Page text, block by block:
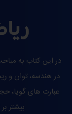
در این کتاب به
در هندسه، توان و
عبارت های گویا،
بیشتر